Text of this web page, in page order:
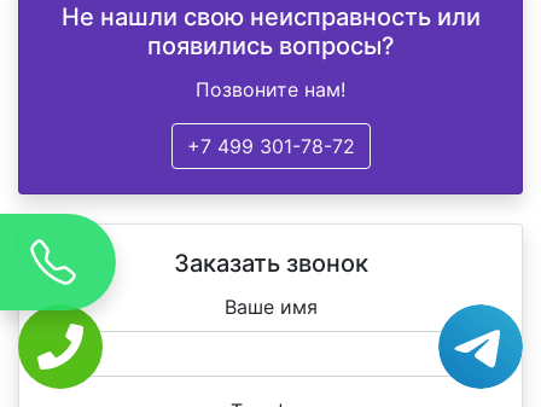
Не нашли свою неисправность или
появились вопросы?
Позвоните нам!
+7 499 301-78-72
Заказать звонок
Ваше имя